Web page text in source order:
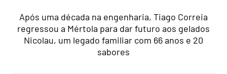
Após uma década na engenharia, Tiago Correia
regressou a Mértola para dar futuro aos gelados
Nicolau, um legado familiar com 66 anos e 20
sabores